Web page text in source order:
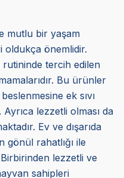
mutlu bir yaşam
oldukça önemlidir.
rutininde tercih edilen
Bu ürünler
ek sıvı
Ayrıca lezzetli olması da
Ev ve dışarıda
gönül rahatlığı ile
Birbirinden lezzetli ve
sahipleri